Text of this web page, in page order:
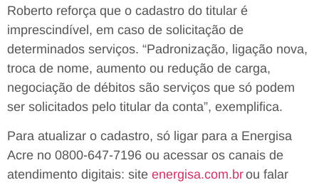
Roberto reforça que o cadastro do titular é
imprescindível, em caso de solicitação de
determinados serviços. “Padronização, ligação nova,
troca de nome, aumento ou redução de carga,
negociação de débitos são serviços que só podem
ser solicitados pelo titular da conta”, exemplifica.
Para atualizar o cadastro, só ligar para a Energisa
Acre no 0800-647-7196 ou acessar os canais de
atendimento digitais: site energisa.com.brou falar